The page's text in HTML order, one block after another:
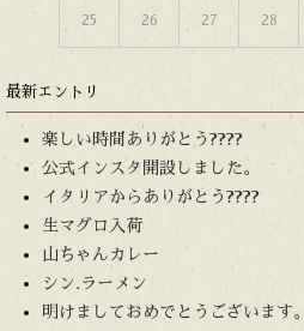
25 26 27 28
最新エントリ
楽しい時間ありがとう????
公式インスタ開設しました。
イタリアからありがとう????
生マグロ入荷
山ちゃんカレー
シン.ラーメン
明けましておめでとうございます。